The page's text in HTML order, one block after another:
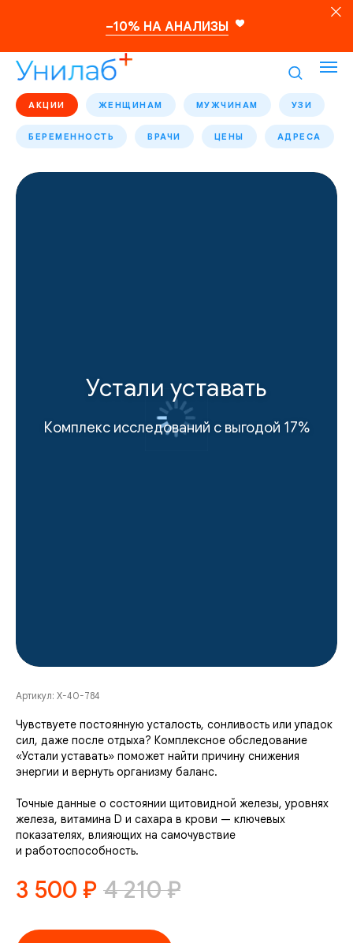
–10% НА АНАЛИЗЫ
АКЦИИ ЖЕНЩИНАМ МУЖЧИНАМ УЗИ
БЕРЕМЕННОСТЬ ВРАЧИ ЦЕНЫ АДРЕСА
Устали уставать
Комплекс исследований с выгодой 17%
Артикул: Х-40-784
Чувствуете постоянную усталость, сонливость или упадок
сил, даже после отдыха? Комплексное обследование
«Устали уставать» поможет найти причину снижения
энергии и вернуть организму баланс.
Точные данные о состоянии щитовидной железы, уровнях
железа, витамина D и сахара в крови — ключевых
показателях, влияющих на самочувствие
и работоспособность.
3 500 ₽ 4 210₽